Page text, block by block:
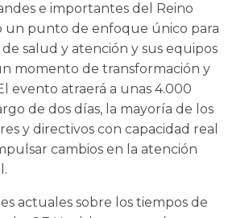
e importantes del Reino
un punto de enfoque único para
salud y atención y sus equipos
momento de transformación y
evento atraerá a unas 4.000
de dos días, la mayoría de los
y directivos con capacidad real
cambios en la atención
actuales sobre los tiempos de